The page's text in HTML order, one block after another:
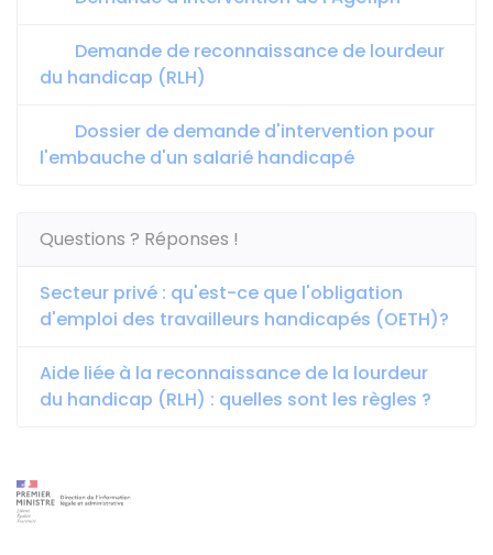
Demande de reconnaissance de lourdeur
du handicap (RLH)
Dossier de demande d'intervention pour
l'embauche d'un salarié handicapé
Questions ? Réponses !
Secteur privé : qu'est-ce que l'obligation
d'emploi des travailleurs handicapés (OETH)?
Aide liée à la reconnaissance de la lourdeur
du handicap (RLH) : quelles sont les règles ?